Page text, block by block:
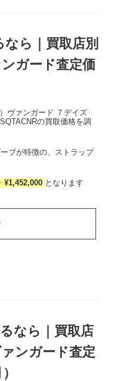
ら｜買取店別
ガード査定価
ヴァンガード ７デイズ
の買取価格を調
ブが特徴の、ストラップ
¥1,452,000 となります
なら｜買取店
ンガード査定